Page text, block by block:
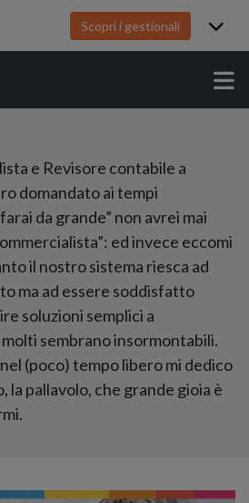
Scopri i gestionali
e Revisore contabile a
domandato ai tempi
da grande” non avrei mai
ed invece eccomi
il nostro sistema riesca ad
ma ad essere soddisfatto
soluzioni semplici a
sembrano insormontabili.
(poco) tempo libero mi dedico
la pallavolo, che grande gioia è